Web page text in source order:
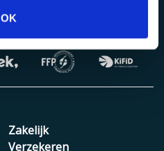
OK
Zakelijk
Verzekeren